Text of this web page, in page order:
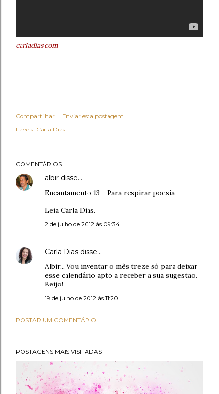
carladias.com
Compartilhar
Enviar esta postagem
Labels: Carla Dias
COMENTÁRIOS
albir disse…
Encantamento 13 - Para respirar poesia
Leia Carla Dias.
2 de julho de 2012 às 09:34
Carla Dias disse…
Albir... Vou inventar o mês treze só para deixar
esse calendário apto a receber a sua sugestão.
Beijo!
19 de julho de 2012 às 11:20
POSTAR UM COMENTÁRIO
POSTAGENS MAIS VISITADAS